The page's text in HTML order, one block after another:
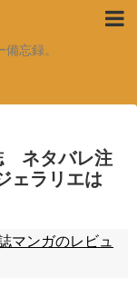
忘録。
ネタバレ注
ェラリエは
マンガのレビュ